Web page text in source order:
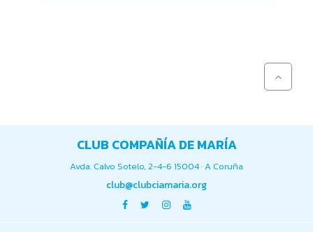
CLUB COMPAÑÍA DE MARÍA
Avda. Calvo Sotelo, 2-4-6 15004 · A Coruña
club@clubciamaria.org